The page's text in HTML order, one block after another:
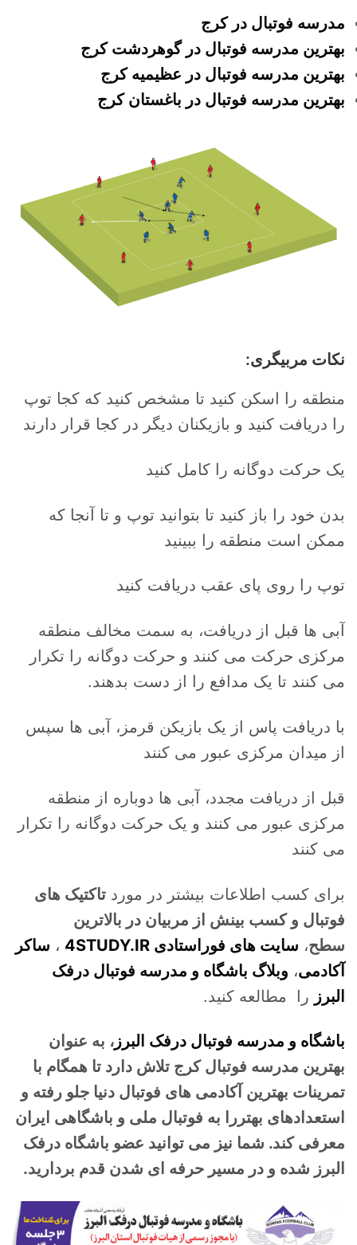
مدرسه فوتبال در کرج
بهترین مدرسه فوتبال در گوهردشت کرج
بهترین مدرسه فوتبال در عظیمیه کرج
بهترین مدرسه فوتبال در باغستان کرج
نکات مربیگری:
منطقه را اسکن کنید تا مشخص کنید که کجا توپ
را دریافت کنید و بازیکنان دیگر در کجا قرار دارند
یک حرکت دوگانه را کامل کنید
بدن خود را باز کنید تا بتوانید توپ و تا آنجا که
ممکن است منطقه را ببینید
توپ را روی پای عقب دریافت کنید
آبی ها قبل از دریافت، به سمت مخالف منطقه
مرکزی حرکت می کنند و حرکت دوگانه را تکرار
می کنند تا یک مدافع را از دست بدهند.
با دریافت پاس از یک بازیکن قرمز، آبی ها سپس
از میدان مرکزی عبور می کنند
قبل از دریافت مجدد، آبی ها دوباره از منطقه
مرکزی عبور می کنند و یک حرکت دوگانه را تکرار
می کنند
برای کسب اطلاعات بیشتر در موردتاکتیک های
فوتبال و کسب بینش از مربیان در بالاترین
سطح، سایت های فوراستادی 4STUDY.IR ، ساکر
آکادمی، وبلاگ باشگاه و مدرسه فوتبال درفک
البرز را مطالعه کنید.
باشگاه و مدرسه فوتبال درفک البرز، به عنوان
بهترین مدرسه فوتبال کرج تلاش دارد تا همگام با
تمرینات بهترین آکادمی های فوتبال دنیا جلو رفته و
استعدادهای بهتررا به فوتبال ملی و باشگاهی ایران
معرفی کند. شما نیز می توانید عضو باشگاه درفک
البرز شده و در مسیر حرفه ای شدن قدم بردارید.